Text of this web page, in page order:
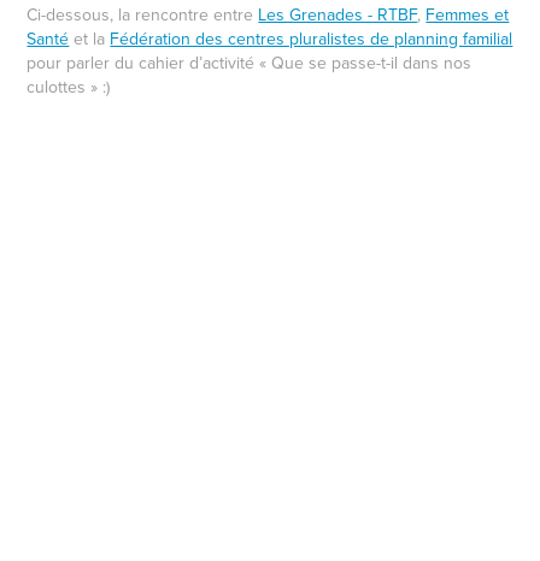
Ci-dessous, la rencontre entre Les Grenades - RTBF, Femmes et
Santé et la Fédération des centres pluralistes de planning familial
pour parler du cahier d’activité « Que se passe-t-il dans nos
culottes » :)